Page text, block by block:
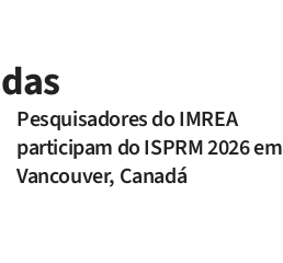
Pesquisadores do IMREA
participam do ISPRM 2026 em
Vancouver, Canadá